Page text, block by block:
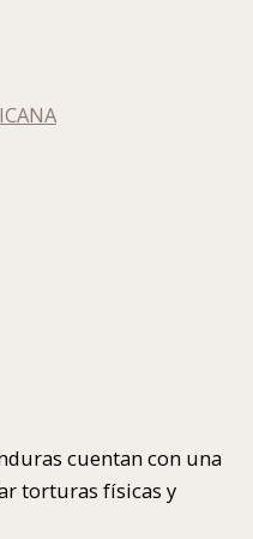
cuentan con una
torturas físicas y